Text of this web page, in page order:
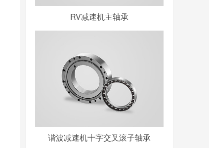
RV减速机主轴承
谐波减速机十字交叉滚子轴承